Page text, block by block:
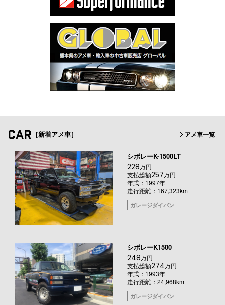
CAR ［新着アメ車］ アメ車一覧
シボレーK-1500LT
228万円
支払総額257万円
年式：1997年
走行距離：167,323km
ガレージダイバン
シボレーK1500
248万円
支払総額274万円
年式：1993年
走行距離：24,968km
ガレージダイバン